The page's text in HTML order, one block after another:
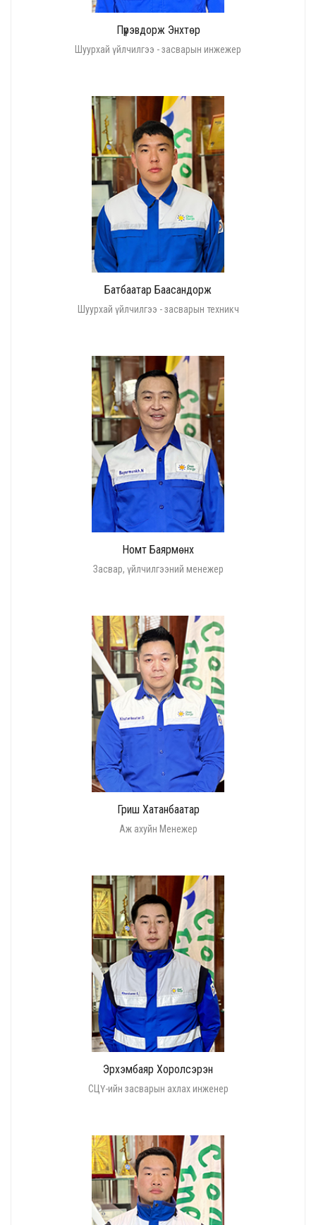
Пүрэвдорж Энхтөр
Шуурхай үйлчилгээ - засварын инжежер
Батбаатар Баасандорж
Шуурхай үйлчилгээ - засварын техникч
Номт Баярмөнх
Засвар, үйлчилгээний менежер
Гриш Хатанбаатар
Аж ахуйн Менежер
Эрхэмбаяр Хоролсэрэн
СЦҮ-ийн засварын ахлах инженер